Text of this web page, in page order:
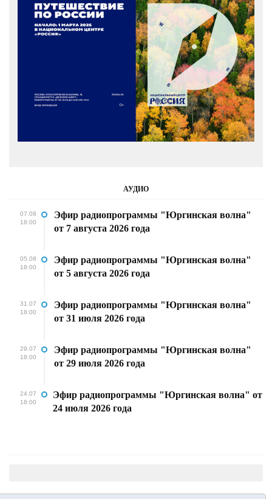
АУДИО
07.08
18:00
Эфир радиопрограммы "Юргинская волна"
от 7 августа 2026 года
05.08
18:00
Эфир радиопрограммы "Юргинская волна"
от 5 августа 2026 года
31.07
18:00
Эфир радиопрограммы "Юргинская волна"
от 31 июля 2026 года
29.07
18:00
Эфир радиопрограммы "Юргинская волна"
от 29 июля 2026 года
24.07
18:00
Эфир радиопрограммы "Юргинская волна" от
24 июля 2026 года